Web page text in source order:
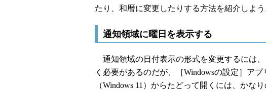
たり、和暦に変更したりする方法を紹介しよう
通知領域に曜日を表示する
通知領域の日付表示の形式を変更するには
く必要があるのだが、［Windowsの設定］ア
（Windows 11）からたどって開くには、かな